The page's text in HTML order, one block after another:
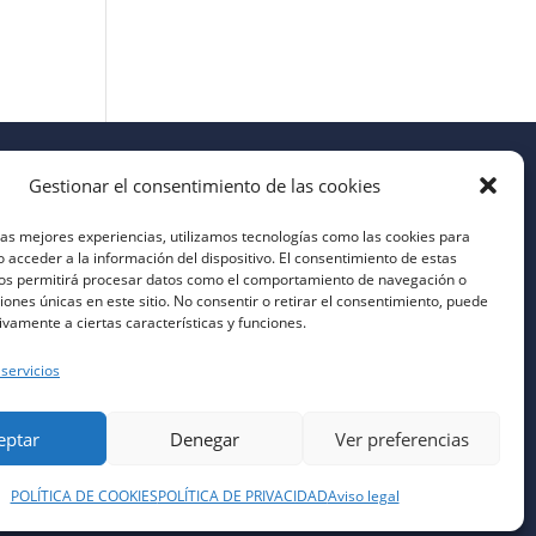
Gestionar el consentimiento de las cookies
mejores experiencias, utilizamos tecnologías como las cookies para
acceder a la información del dispositivo. El consentimiento de estas
permitirá procesar datos como el comportamiento de navegación o
únicas en este sitio. No consentir o retirar el consentimiento, puede
a ciertas características y funciones.
Denegar Ver preferencias
POLÍTICA DE COOKIESPOLÍTICA DE PRIVACIDADAviso legal